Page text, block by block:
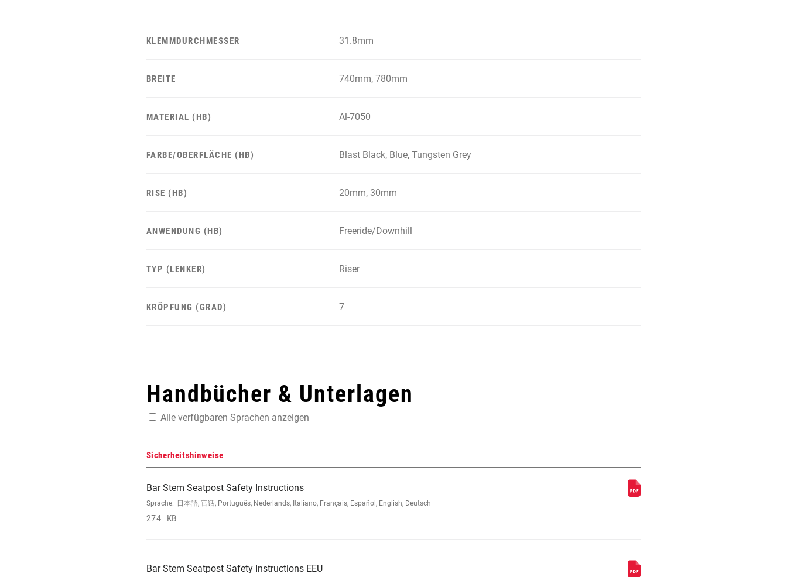
KLEMMDURCHMESSER 31.8mm
BREITE 740mm, 780mm
MATERIAL (HB) Al-7050
FARBE/OBERFLÄCHE (HB) Blast Black, Blue, Tungsten Grey
RISE (HB) 20mm, 30mm
ANWENDUNG (HB) Freeride/Downhill
TYP (LENKER) Riser
KRÖPFUNG (GRAD) 7
Handbücher & Unterlagen
Alle verfügbaren Sprachen anzeigen
Sicherheitshinweise
Bar Stem Seatpost Safety Instructions
Sprache: 日本語, 官话, Português, Nederlands, Italiano, Français, Español, English, Deutsch
274 KB
Bar Stem Seatpost Safety Instructions EEU